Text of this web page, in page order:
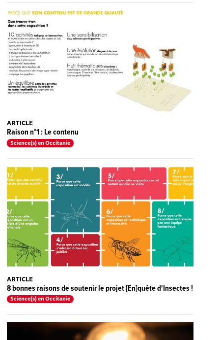
ARTICLE
Raison n°1 : Le contenu
Science(s) en Occitanie
ARTICLE
8 bonnes raisons de soutenir le projet [En]quête d'Insectes !
Science(s) en Occitanie